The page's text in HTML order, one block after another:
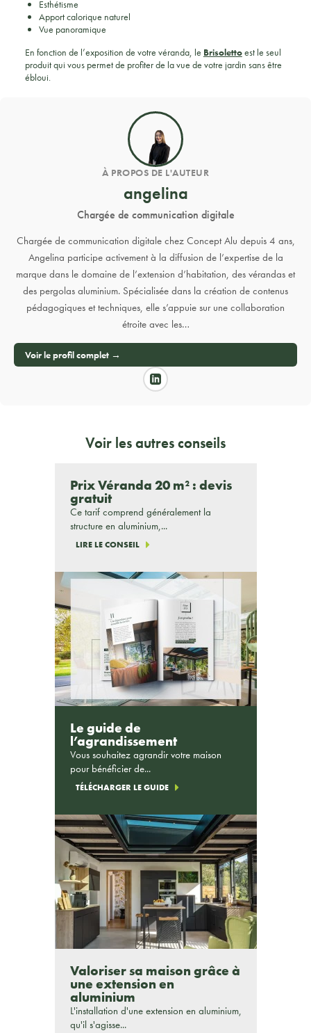
Esthétisme
Apport calorique naturel
Vue panoramique
En fonction de l’exposition de votre véranda, le Brisolettoest le seul
produit qui vous permet de profiter de la vue de votre jardin sans être
ébloui.
À PROPOS DE L'AUTEUR
angelina
Chargée de communication digitale
Chargée de communication digitale chez Concept Alu depuis 4 ans,
Angelina participe activement à la diffusion de l’expertise de la
marque dans le domaine de l’extension d’habitation, des vérandas et
des pergolas aluminium. Spécialisée dans la création de contenus
pédagogiques et techniques, elle s’appuie sur une collaboration
étroite avec les…
Voir le profil complet →
Voir les autres conseils
Prix Véranda 20 m² : devis
gratuit
Ce tarif comprend généralement la
structure en aluminium,...
LIRE LE CONSEIL
Le guide de
l’agrandissement
Vous souhaitez agrandir votre maison
pour bénéficier de...
TÉLÉCHARGER LE GUIDE
Valoriser sa maison grâce à
une extension en
aluminium
L'installation d'une extension en aluminium,
qu'il s'agisse...